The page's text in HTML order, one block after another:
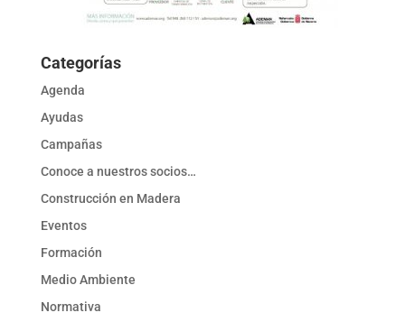
Categorías
Agenda
Ayudas
Campañas
Conoce a nuestros socios…
Construcción en Madera
Eventos
Formación
Medio Ambiente
Normativa